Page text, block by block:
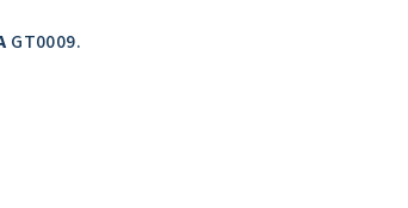
GT0009.